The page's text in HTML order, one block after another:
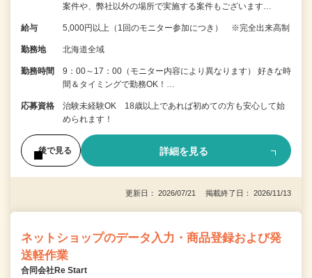
案件や、弊社以外の場所で実施する案件もございます…
給与 5,000円以上（1回のモニター参加につき） ※完全出来高制
勤務地 北海道全域
勤務時間
9：00～17：00（モニター内容により異なります） 好きな時
間＆タイミングで勤務OK！…
応募資格
治験未経験OK 18歳以上であれば初めての方も安心して始
められます！
後で見る 詳細を見る
更新日： 2026/07/21 掲載終了日： 2026/11/13
ネットショップのデータ入力・商品登録および発
送軽作業
合同会社Re Start